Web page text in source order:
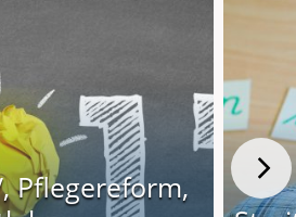
Pflegereform,